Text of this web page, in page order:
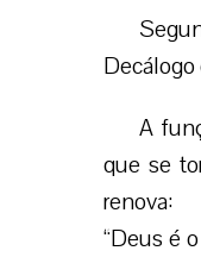
Decálogo
A
que se
renova:
“Deus é